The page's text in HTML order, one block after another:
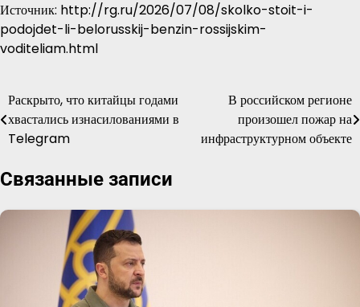
Источник: http://rg.ru/2026/07/08/skolko-stoit-i-
podojdet-li-belorusskij-benzin-rossijskim-
voditeliam.html
Навигация
по
Раскрыто, что китайцы годами
хвастались изнасилованиями в
Telegram
В российском регионе
произошел пожар на
инфраструктурном объекте
Связанные записи